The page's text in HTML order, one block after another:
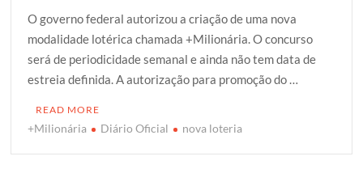
i
t
t
e
r
c
e
b
o
o
k
a
t
s
A
p
o
g
g
e
a
r
e
O governo federal autorizou a criação de uma nova
modalidade lotérica chamada +Milionária. O concurso
será de periodicidade semanal e ainda não tem data de
estreia definida. A autorização para promoção do …
READ MORE
+Milionária Diário Oficial nova loteria